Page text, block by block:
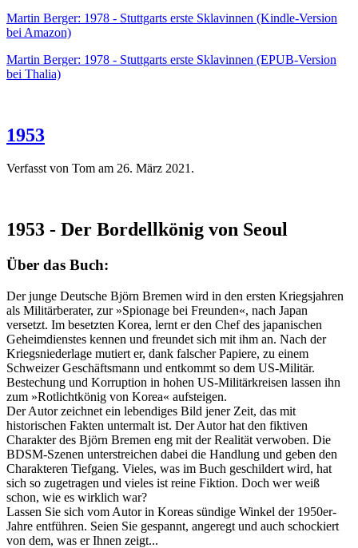
Martin Berger: 1978 - Stuttgarts erste Sklavinnen (Kindle-Version
bei Amazon)
Martin Berger: 1978 - Stuttgarts erste Sklavinnen (EPUB-Version
bei Thalia)
1953
Verfasst von Tom am 26. März 2021.
1953 - Der Bordellkönig von Seoul
Über das Buch:
Der junge Deutsche Björn Bremen wird in den ersten Kriegsjahren
als Militärberater, zur »Spionage bei Freunden«, nach Japan
versetzt. Im besetzten Korea, lernt er den Chef des japanischen
Geheimdienstes kennen und freundet sich mit ihm an. Nach der
Kriegsniederlage mutiert er, dank falscher Papiere, zu einem
Schweizer Geschäftsmann und entkommt so dem US-Militär.
Bestechung und Korruption in hohen US-Militärkreisen lassen ihn
zum »Rotlichtkönig von Korea« aufsteigen.
Der Autor zeichnet ein lebendiges Bild jener Zeit, das mit
historischen Fakten untermalt ist. Der Autor hat den fiktiven
Charakter des Björn Bremen eng mit der Realität verwoben. Die
BDSM-Szenen unterstreichen dabei die Handlung und geben den
Charakteren Tiefgang. Vieles, was im Buch geschildert wird, hat
sich so zugetragen und vieles ist reine Fiktion. Doch wer weiß
schon, wie es wirklich war?
Lassen Sie sich vom Autor in Koreas sündige Winkel der 1950er-
Jahre entführen. Seien Sie gespannt, angeregt und auch schockiert
von dem, was er Ihnen zeigt...